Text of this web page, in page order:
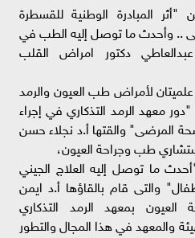
"أثر المبادرة الوطنية للقسطرة
.. وأحدث ما توصل إليه الطب في
دكتور امراض القلب
لأمراض طب العيون والرمد
معهد الرمد التذكاري في إجراء
المرضى" والقتها أ.د نجلاء حسن
طب وجراحة العيون،
ما توصل إليه العلاج الجيني
والتى قام بالقاؤها أ.د ايمن
بمعهد الرمد التذكاري
والمعهد في هذا المجال والتطور